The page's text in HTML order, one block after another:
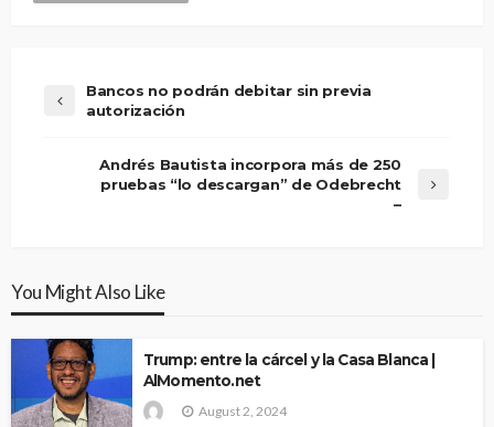
Bancos no podrán debitar sin previa
autorización
Andrés Bautista incorpora más de 250
pruebas “lo descargan” de Odebrecht
–
You Might Also Like
Trump: entre la cárcel y la Casa Blanca |
AlMomento.net
August 2, 2024